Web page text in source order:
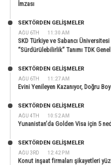
İmzası
AĞU 6TH 11:30 AM
SEKTÖRDEN GELIŞMELER
SKD Türkiye ve Sabancı
“Sürdürülebilirlik” Tanımı TDK
AĞU 6TH 11:27 AM
SEKTÖRDEN GELIŞMELER
Evini Yenileyen Kazanıyor, Doğru
AĞU 4TH 10:52 AM
SEKTÖRDEN GELIŞMELER
Yunanistan’da Golden Visa için 5
AĞU 3RD 12:42 PM
SEKTÖRDEN GELIŞMELER
Konut inşaat firmaları şikayetleri